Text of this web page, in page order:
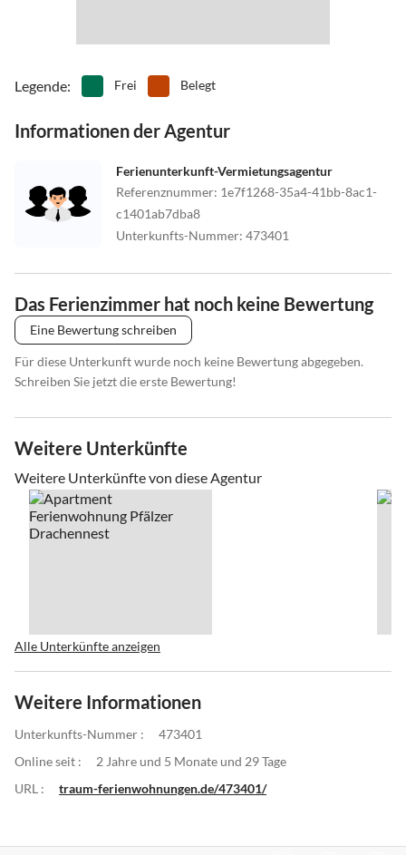
Legende: Frei Belegt
Informationen der Agentur
Ferienunterkunft-Vermietungsagentur
Referenznummer: 1e7f1268-35a4-41bb-8ac1-
c1401ab7dba8
Unterkunfts-Nummer: 473401
Das Ferienzimmer hat noch keine Bewertung
Eine Bewertung schreiben
Für diese Unterkunft wurde noch keine Bewertung abgegeben.
Schreiben Sie jetzt die erste Bewertung!
Weitere Unterkünfte
Weitere Unterkünfte von diese Agentur
Alle Unterkünfte anzeigen
Weitere Informationen
Unterkunfts-Nummer :
473401
Online seit :
2 Jahre und 5 Monate und 29 Tage
URL :
traum-ferienwohnungen.de/473401/